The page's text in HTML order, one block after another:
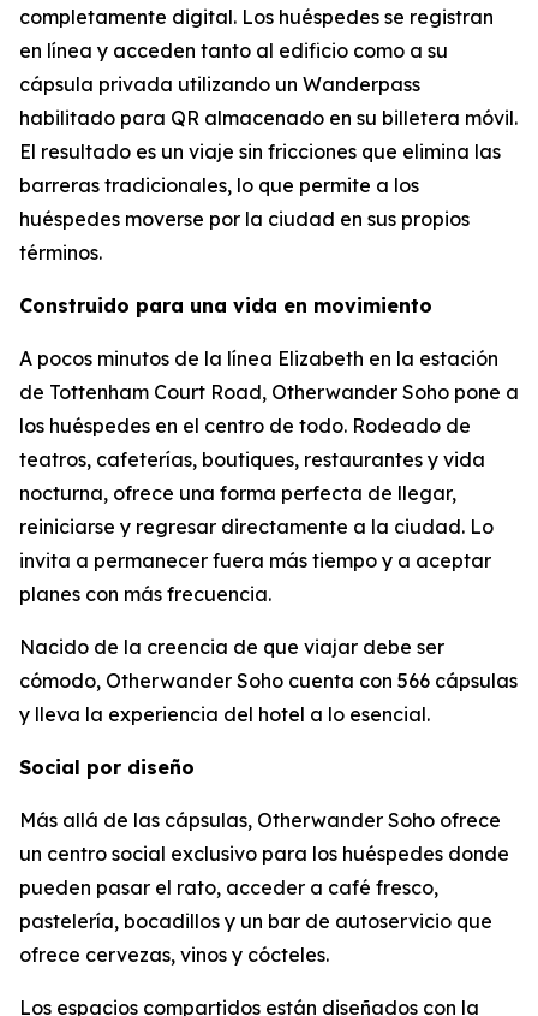
completamente digital. Los huéspedes se registran
en línea y acceden tanto al edificio como a su
cápsula privada utilizando un Wanderpass
habilitado para QR almacenado en su billetera móvil.
El resultado es un viaje sin fricciones que elimina las
barreras tradicionales, lo que permite a los
huéspedes moverse por la ciudad en sus propios
términos.
Construido para una vida en movimiento
A pocos minutos de la línea Elizabeth en la estación
de Tottenham Court Road, Otherwander Soho pone a
los huéspedes en el centro de todo. Rodeado de
teatros, cafeterías, boutiques, restaurantes y vida
nocturna, ofrece una forma perfecta de llegar,
reiniciarse y regresar directamente a la ciudad. Lo
invita a permanecer fuera más tiempo y a aceptar
planes con más frecuencia.
Nacido de la creencia de que viajar debe ser
cómodo, Otherwander Soho cuenta con 566 cápsulas
y lleva la experiencia del hotel a lo esencial.
Social por diseño
Más allá de las cápsulas, Otherwander Soho ofrece
un centro social exclusivo para los huéspedes donde
pueden pasar el rato, acceder a café fresco,
pastelería, bocadillos y un bar de autoservicio que
ofrece cervezas, vinos y cócteles.
Los espacios compartidos están diseñados con la